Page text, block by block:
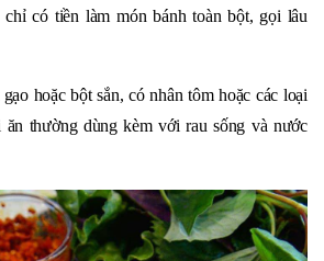
có tiền làm món bánh toàn bột, gọi lâu
hoặc bột sắn, có nhân tôm hoặc các loại
thường dùng kèm với rau sống và nước